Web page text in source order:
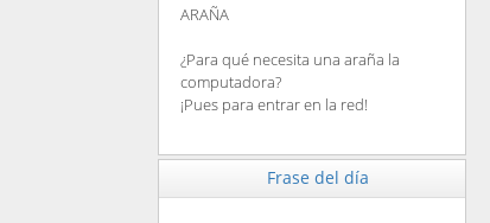
ARAÑA
¿Para qué necesita una araña la
computadora?
¡Pues para entrar en la red!
Frase del día